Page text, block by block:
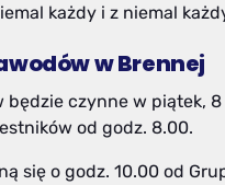
każdy i z niemal
w Brennej
będzie czynne w piątek,
od godz. 8.00.
się o godz. 10.00 od